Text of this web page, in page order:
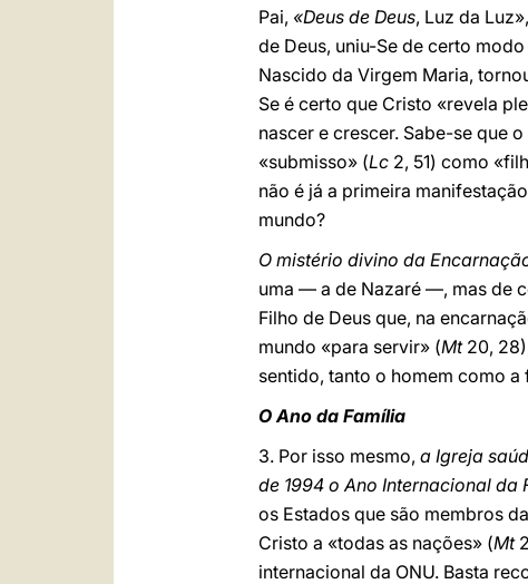
Pai, «Deus de Deus, Luz da Luz»,
de Deus, uniu-Se de certo
Nascido da Virgem Maria,
Se é certo que Cristo «revela
nascer e crescer. Sabe-se que
«submisso» (Lc 2, 51) como
não é já a primeira
mundo?
O mistério divino da
uma — a de Nazaré —, mas de
Filho de Deus que, na
mundo «para servir» (Mt 20,
sentido, tanto o homem como
O Ano da Família
3. Por isso mesmo, a Igreja
de 1994 o Ano Internacional da
os Estados que são membros
Cristo a «todas as nações» (Mt
internacional da ONU. Basta